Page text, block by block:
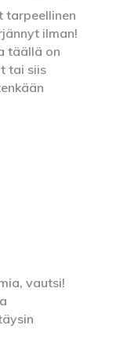
tarpeellinen
ilman!
täällä on
tai siis
vautsi!